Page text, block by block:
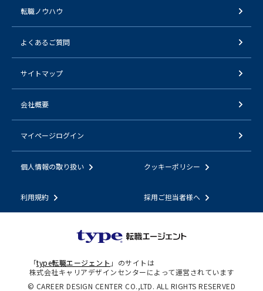
転職ノウハウ
よくあるご質問
サイトマップ
会社概要
マイページログイン
個人情報の取り扱い クッキーポリシー
利用規約 採用ご担当者様へ
「type転職エージェント 」のサイトは
株式会社キャリアデザインセンターによって運営されています
© CAREER DESIGN CENTER CO.,LTD. ALL RIGHTS RESERVED